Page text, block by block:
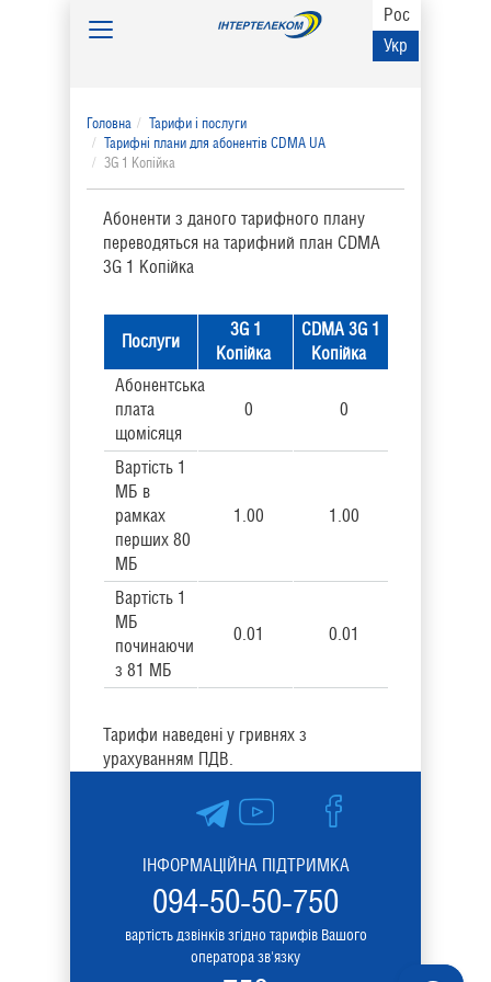
Рос
Укр
Toggle
Головна
Тарифи і послуги
Тарифні плани для абонентів CDMA UA
3G 1 Копійка
Абоненти з даного тарифного плану
переводяться на тарифний план CDMA
3G 1 Копійка
Послуги
3G 1
Копійка
CDMA 3G 1
Копійка
Абонентська
плата
щомісяця
0 0
Вартість 1
МБ в
рамках
перших 80
МБ
1.00 1.00
Вартість 1
МБ
починаючи
з 81 МБ
0.01 0.01
Тарифи наведені у гривнях з
урахуванням ПДВ.
ІНФОРМАЦІЙНА ПІДТРИМКА
094-50-50-750
вартість дзвінків згідно тарифів Вашого
оператора зв'язку